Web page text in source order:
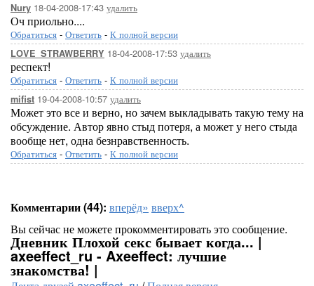
Nury 18-04-2008-17:43 удалить
Оч приольно....
Обратиться - Ответить - К полной версии
LOVE_STRAWBERRY 18-04-2008-17:53 удалить
респект!
Обратиться - Ответить - К полной версии
mifist 19-04-2008-10:57 удалить
Может это все и верно, но зачем выкладывать такую тему на
обсуждение. Автор явно стыд потеря, а может у него стыда
вообще нет, одна безнравственность.
Обратиться - Ответить - К полной версии
Комментарии (44): вперёд» вверх^
Вы сейчас не можете прокомментировать это сообщение.
Дневник Плохой секс бывает когда... |
axeeffect_ru - Axeeffect: лучшие
знакомства! |